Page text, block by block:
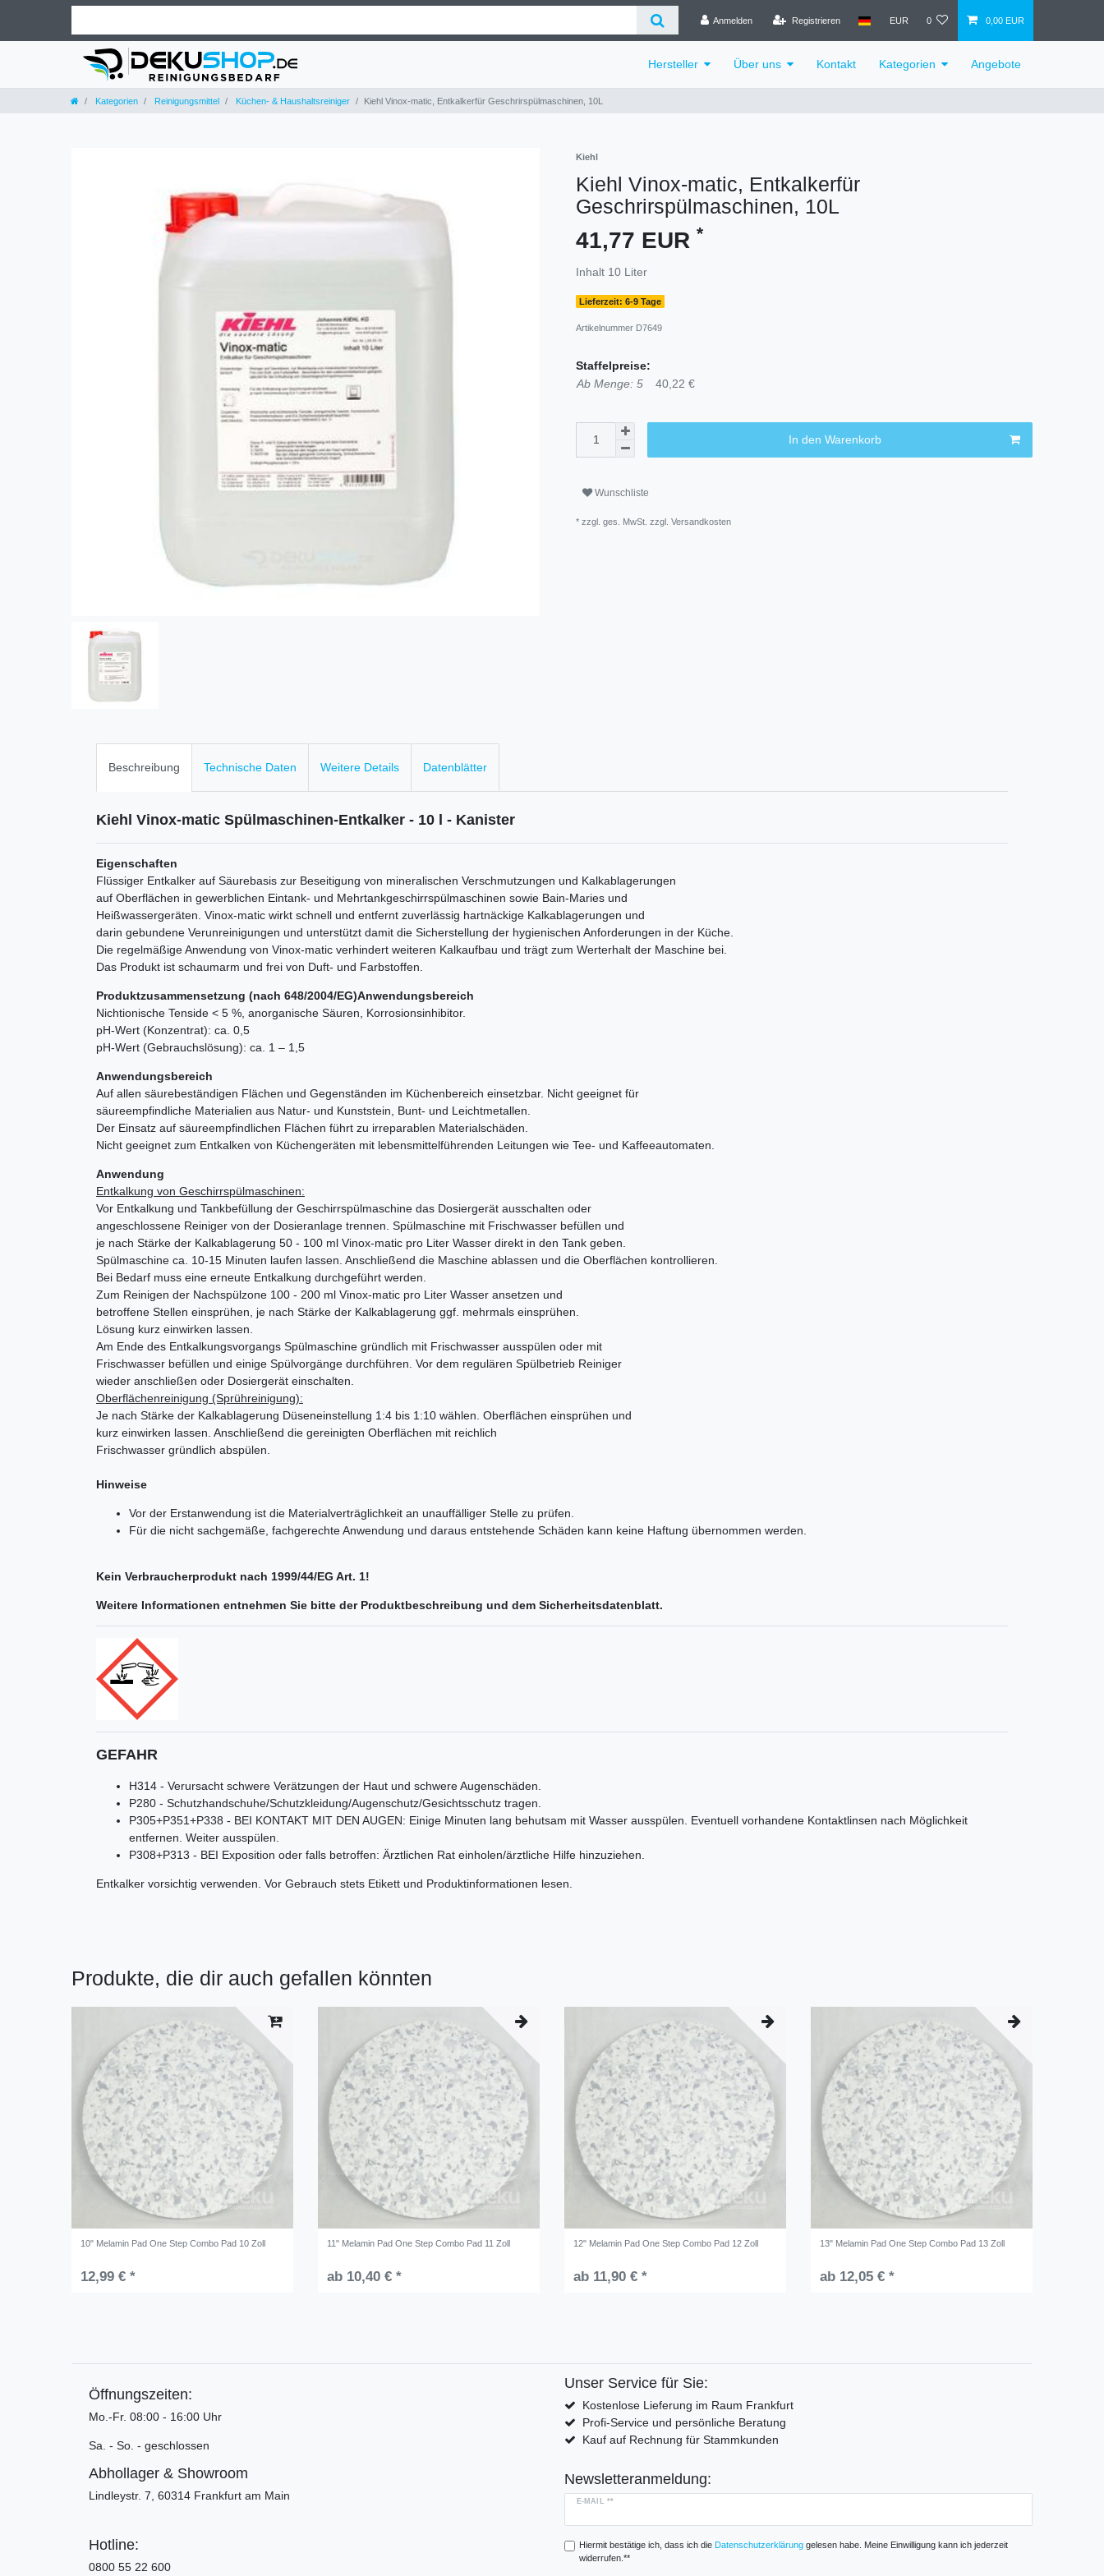
Anmelden Registrieren EUR 0 0,00 EUR
Hersteller Über uns Kontakt Kategorien Angebote
Kategorien Reinigungsmittel Küchen- & Haushaltsreiniger Kiehl Vinox-matic, Entkalkerfür Geschrirspülmaschinen, 10L
Kiehl
Kiehl Vinox-matic, Entkalkerfür
Geschrirspülmaschinen, 10L
41,77 EUR *
Inhalt 10 Liter
Lieferzeit: 6-9 Tage
Artikelnummer D7649
Staffelpreise:
Ab Menge: 5
40,22 €
In den Warenkorb
Wunschliste
* zzgl. ges. MwSt. zzgl. Versandkosten
Beschreibung Technische Daten Weitere Details Datenblätter
Kiehl Vinox-matic Spülmaschinen-Entkalker - 10 l - Kanister
Eigenschaften
Flüssiger Entkalker auf Säurebasis zur Beseitigung von mineralischen Verschmutzungen und Kalkablagerungen
auf Oberflächen in gewerblichen Eintank- und Mehrtankgeschirrspülmaschinen sowie Bain-Maries und
Heißwassergeräten. Vinox-matic wirkt schnell und entfernt zuverlässig hartnäckige Kalkablagerungen und
darin gebundene Verunreinigungen und unterstützt damit die Sicherstellung der hygienischen Anforderungen in der Küche.
Die regelmäßige Anwendung von Vinox-matic verhindert weiteren Kalkaufbau und trägt zum Werterhalt der Maschine bei.
Das Produkt ist schaumarm und frei von Duft- und Farbstoffen.
Produktzusammensetzung (nach 648/2004/EG)Anwendungsbereich
Nichtionische Tenside < 5 %, anorganische Säuren, Korrosionsinhibitor.
pH-Wert (Konzentrat): ca. 0,5
pH-Wert (Gebrauchslösung): ca. 1 – 1,5
Anwendungsbereich
Auf allen säurebeständigen Flächen und Gegenständen im Küchenbereich einsetzbar. Nicht geeignet für
säureempfindliche Materialien aus Natur- und Kunststein, Bunt- und Leichtmetallen.
Der Einsatz auf säureempfindlichen Flächen führt zu irreparablen Materialschäden.
Nicht geeignet zum Entkalken von Küchengeräten mit lebensmittelführenden Leitungen wie Tee- und Kaffeeautomaten.
Anwendung
Entkalkung von Geschirrspülmaschinen:
Vor Entkalkung und Tankbefüllung der Geschirrspülmaschine das Dosiergerät ausschalten oder
angeschlossene Reiniger von der Dosieranlage trennen. Spülmaschine mit Frischwasser befüllen und
je nach Stärke der Kalkablagerung 50 - 100 ml Vinox-matic pro Liter Wasser direkt in den Tank geben.
Spülmaschine ca. 10-15 Minuten laufen lassen. Anschließend die Maschine ablassen und die Oberflächen kontrollieren.
Bei Bedarf muss eine erneute Entkalkung durchgeführt werden.
Zum Reinigen der Nachspülzone 100 - 200 ml Vinox-matic pro Liter Wasser ansetzen und
betroffene Stellen einsprühen, je nach Stärke der Kalkablagerung ggf. mehrmals einsprühen.
Lösung kurz einwirken lassen.
Am Ende des Entkalkungsvorgangs Spülmaschine gründlich mit Frischwasser ausspülen oder mit
Frischwasser befüllen und einige Spülvorgänge durchführen. Vor dem regulären Spülbetrieb Reiniger
wieder anschließen oder Dosiergerät einschalten.
Oberflächenreinigung (Sprühreinigung):
Je nach Stärke der Kalkablagerung Düseneinstellung 1:4 bis 1:10 wählen. Oberflächen einsprühen und
kurz einwirken lassen. Anschließend die gereinigten Oberflächen mit reichlich
Frischwasser gründlich abspülen.
Hinweise
Vor der Erstanwendung ist die Materialverträglichkeit an unauffälliger Stelle zu prüfen.
Für die nicht sachgemäße, fachgerechte Anwendung und daraus entstehende Schäden kann keine Haftung übernommen werden.
Kein Verbraucherprodukt nach 1999/44/EG Art. 1!
Weitere Informationen entnehmen Sie bitte der Produktbeschreibung und dem Sicherheitsdatenblatt.
GEFAHR
H314 - Verursacht schwere Verätzungen der Haut und schwere Augenschäden.
P280 - Schutzhandschuhe/Schutzkleidung/Augenschutz/Gesichtsschutz tragen.
P305+P351+P338 - BEI KONTAKT MIT DEN AUGEN: Einige Minuten lang behutsam mit Wasser ausspülen. Eventuell vorhandene Kontaktlinsen nach Möglichkeit
entfernen. Weiter ausspülen.
P308+P313 - BEI Exposition oder falls betroffen: Ärztlichen Rat einholen/ärztliche Hilfe hinzuziehen.
Entkalker vorsichtig verwenden. Vor Gebrauch stets Etikett und Produktinformationen lesen.
Produkte, die dir auch gefallen könnten
10" Melamin Pad One Step Combo Pad 10 Zoll
12,99 € *
11" Melamin Pad One Step Combo Pad 11 Zoll
ab 10,40 € *
12" Melamin Pad One Step Combo Pad 12 Zoll
ab 11,90 € *
13" Melamin Pad One Step Combo Pad 13 Zoll
ab 12,05 € *
Öffnungszeiten:
Mo.-Fr. 08:00 - 16:00 Uhr
Sa. - So. - geschlossen
Abhollager & Showroom
Lindleystr. 7, 60314 Frankfurt am Main
Hotline:
0800 55 22 600
Unser Service für Sie:
Kostenlose Lieferung im Raum Frankfurt
Profi-Service und persönliche Beratung
Kauf auf Rechnung für Stammkunden
Newsletteranmeldung:
E-MAIL **
Hiermit bestätige ich, dass ich die Daten­schutz­erklärunggelesen habe. Meine Einwilligung kann ich jederzeit
widerrufen.**